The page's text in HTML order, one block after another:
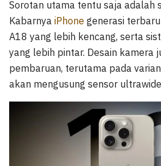
Sorotan utama tentu saja adalah
Kabarnya iPhone generasi
A18 yang lebih kencang, serta
yang lebih pintar. Desain kamera
pembaruan, terutama pada
akan mengusung sensor